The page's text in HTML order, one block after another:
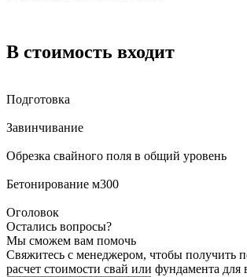
В стоимость входит
Подготовка
Завинчивание
Обрезка свайного поля в общий уровень
Бетонирование м300
Оголовок
Остались вопросы?
Мы сможем вам помочь
Свяжитесь с менеджером, чтобы получить
расчет стоимости свай или фундамента для